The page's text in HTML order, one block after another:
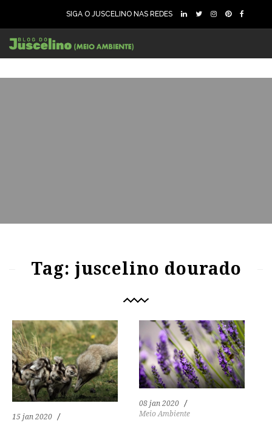
SIGA O JUSCELINO NAS REDES
Tag: juscelino dourado
15 jan 2020
08 jan 2020
Meio Ambiente